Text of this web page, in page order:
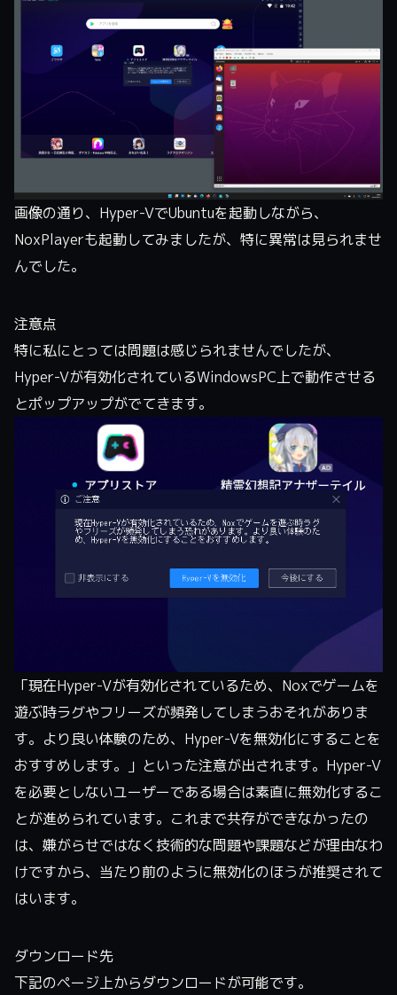
画像の通り、Hyper-VでUbuntuを起動しながら、
NoxPlayerも起動してみましたが、特に異常は見られませ
んでした。
注意点
特に私にとっては問題は感じられませんでしたが、
Hyper-Vが有効化されているWindowsPC上で動作させる
とポップアップがでてきます。
「現在Hyper-Vが有効化されているため、Noxでゲームを
遊ぶ時ラグやフリーズが頻発してしまうおそれがありま
す。より良い体験のため、Hyper-Vを無効化にすることを
おすすめします。」といった注意が出されます。Hyper-V
を必要としないユーザーである場合は素直に無効化するこ
とが進められています。これまで共存ができなかったの
は、嫌がらせではなく技術的な問題や課題などが理由なわ
けですから、当たり前のように無効化のほうが推奨されて
はいます。
ダウンロード先
下記のページ上からダウンロードが可能です。